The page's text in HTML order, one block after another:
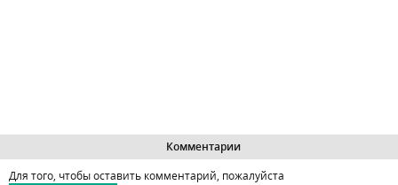
Комментарии
Для того, чтобы оставить комментарий, пожалуйста